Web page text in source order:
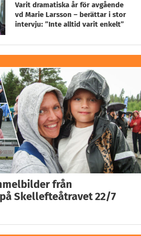
Varit dramatiska år för avgående
vd Marie Larsson – berättar i stor
intervju: ”Inte alltid varit enkelt”
från
Skellefteåtravet 22/7